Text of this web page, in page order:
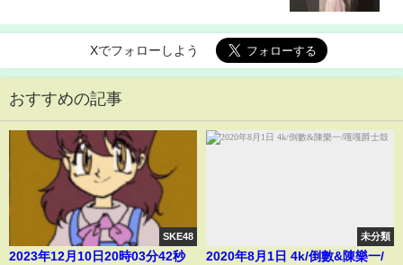
Xでフォローしよう
おすすめの記事
SKE48
2023年12月10日20時03分42秒
未分類
2020年8月1日 4k/倒數&陳樂一/